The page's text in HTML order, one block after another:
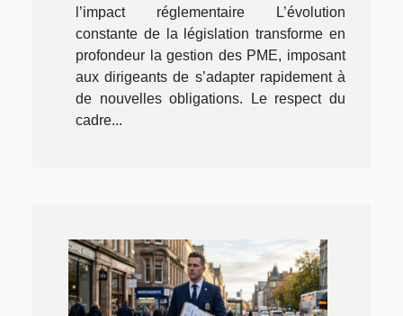
l’impact réglementaire L’évolution
constante de la législation transforme en
profondeur la gestion des PME, imposant
aux dirigeants de s’adapter rapidement à
de nouvelles obligations. Le respect du
cadre...